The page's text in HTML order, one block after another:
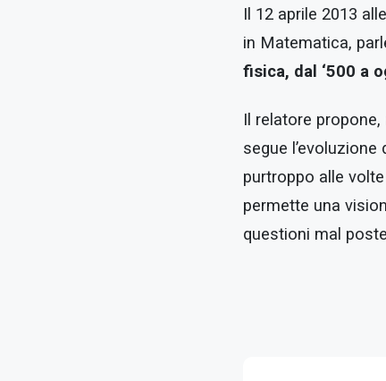
Il 12 aprile 2013
in Matematica,
fisica, dal ‘500 a
Il relatore
segue
purtroppo alle
permette una
questioni mal